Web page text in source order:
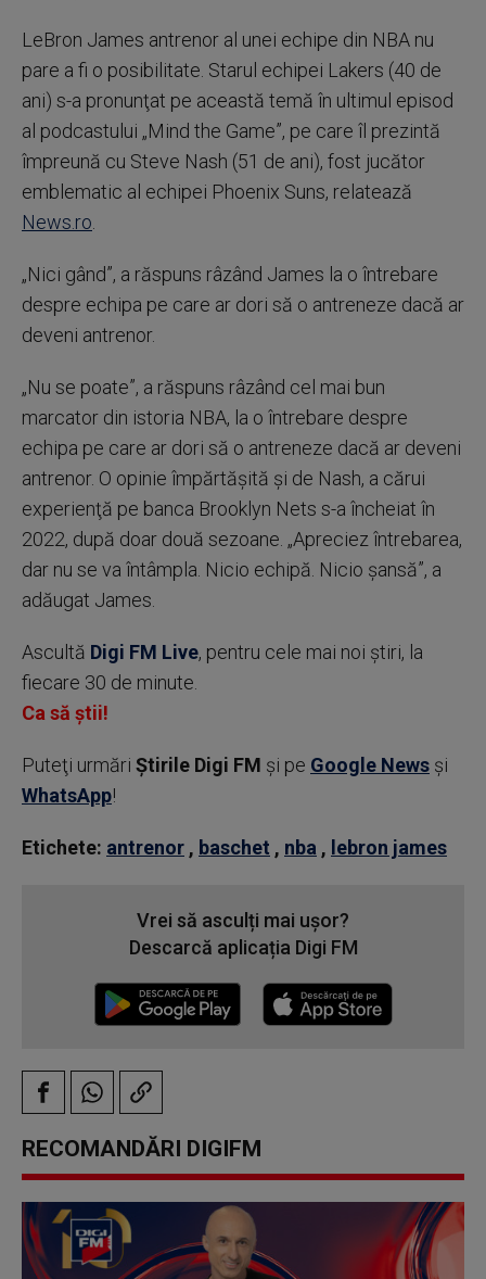
LeBron James antrenor al unei echipe din NBA nu
pare a fi o posibilitate. Starul echipei Lakers (40 de
ani) s-a pronunţat pe această temă în ultimul episod
al podcastului „Mind the Game”, pe care îl prezintă
împreună cu Steve Nash (51 de ani), fost jucător
emblematic al echipei Phoenix Suns, relatează
News.ro
„Nici gând”, a răspuns râzând James la o întrebare
despre echipa pe care ar dori să o antreneze dacă ar
deveni antrenor.
„Nu se poate”, a răspuns râzând cel mai bun
marcator din istoria NBA, la o întrebare despre
echipa pe care ar dori să o antreneze dacă ar deveni
antrenor. O opinie împărtăşită şi de Nash, a cărui
experienţă pe banca Brooklyn Nets s-a încheiat în
2022, după doar două sezoane. „Apreciez întrebarea,
dar nu se va întâmpla. Nicio echipă. Nicio şansă”, a
adăugat James.
Ascultă Digi FM Live, pentru cele mai noi știri, la
fiecare 30 de minute.
Ca să știi!
Puteţi urmări Știrile Digi FM şi pe Google News şi
WhatsApp!
Etichete: antrenor , baschet , nba , lebron james
Vrei să asculți mai ușor?
Descarcă aplicația Digi FM
RECOMANDĂRI DIGIFM